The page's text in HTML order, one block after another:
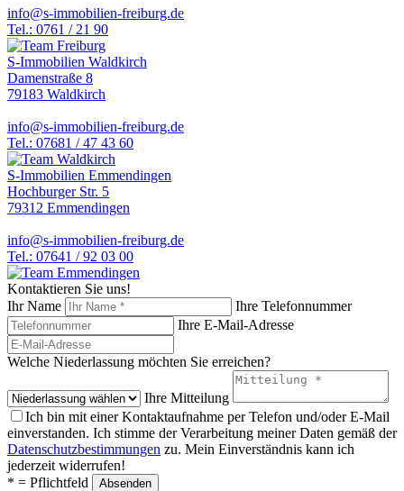
info@s-immobilien-freiburg.de
Tel.: 0761 / 21 90
S-Immobilien Waldkirch
Damenstraße 8
79183 Waldkirch
info@s-immobilien-freiburg.de
Tel.: 07681 / 47 43 60
S-Immobilien Emmendingen
Hochburger Str. 5
79312 Emmendingen
info@s-immobilien-freiburg.de
Tel.: 07641 / 92 03 00
Kontaktieren Sie uns!
Ihr Name
Ihre Telefonnummer
Ihre E-Mail-Adresse
Welche Niederlassung möchten Sie erreichen?
Ihre Mitteilung
Ich bin mit einer Kontaktaufnahme per Telefon und/oder E-Mail
einverstanden. Ich stimme der Verarbeitung meiner Daten gemäß der
Datenschutzbestimmungen zu. Mein Einverständnis kann ich
jederzeit widerrufen!
* = Pflichtfeld